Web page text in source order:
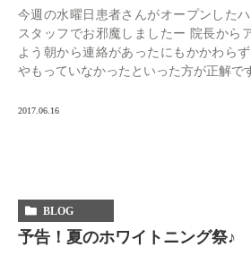
今週の水曜日患者さんがオープンした
スタッフでお邪魔しましたー 院長から
よう朝から連絡があったにもかかわら
2017.06.16
BLOG
予告！夏のホワイトニング祭♪